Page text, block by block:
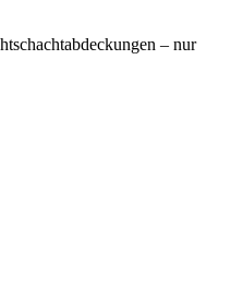
– nur